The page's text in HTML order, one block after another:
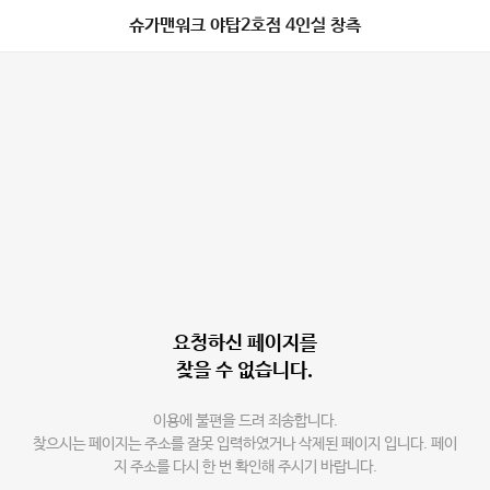
슈가맨워크 야탑2호점 4인실 창측
요청하신 페이지를
찾을 수 없습니다.
이용에 불편을 드려 죄송합니다.
찾으시는 페이지는 주소를 잘못 입력하였거나 삭제된 페이지 입니다. 페이
지 주소를 다시 한 번 확인해 주시기 바랍니다.